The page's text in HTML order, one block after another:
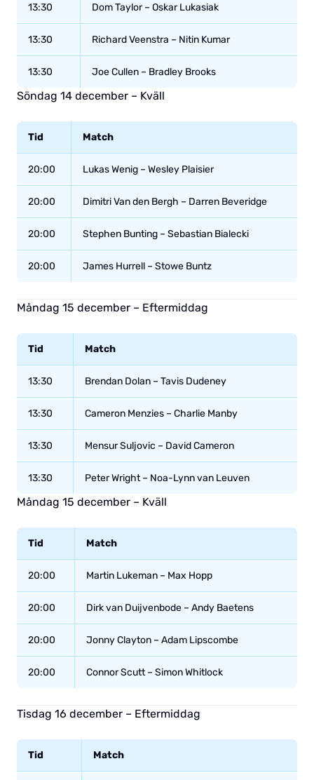
13:30 Dom Taylor – Oskar Lukasiak
13:30 Richard Veenstra – Nitin Kumar
13:30 Joe Cullen – Bradley Brooks
Söndag 14 december – Kväll
Tid Match
20:00 Lukas Wenig – Wesley Plaisier
20:00 Dimitri Van den Bergh – Darren Beveridge
20:00 Stephen Bunting – Sebastian Bialecki
20:00 James Hurrell – Stowe Buntz
Måndag 15 december – Eftermiddag
Tid Match
13:30 Brendan Dolan – Tavis Dudeney
13:30 Cameron Menzies – Charlie Manby
13:30 Mensur Suljovic – David Cameron
13:30 Peter Wright – Noa-Lynn van Leuven
Måndag 15 december – Kväll
Tid Match
20:00 Martin Lukeman – Max Hopp
20:00 Dirk van Duijvenbode – Andy Baetens
20:00 Jonny Clayton – Adam Lipscombe
20:00 Connor Scutt – Simon Whitlock
Tisdag 16 december – Eftermiddag
Tid Match